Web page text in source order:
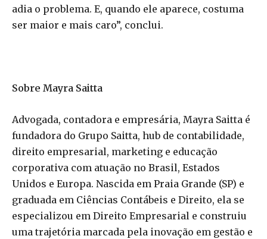
adia o problema. E, quando ele aparece, costuma
ser maior e mais caro”, conclui.
Sobre Mayra Saitta
Advogada, contadora e empresária, Mayra Saitta é
fundadora do Grupo Saitta, hub de contabilidade,
direito empresarial, marketing e educação
corporativa com atuação no Brasil, Estados
Unidos e Europa. Nascida em Praia Grande (SP) e
graduada em Ciências Contábeis e Direito, ela se
especializou em Direito Empresarial e construiu
uma trajetória marcada pela inovação em gestão e